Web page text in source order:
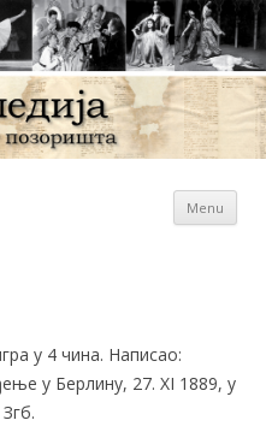
СрпскогMenu
у 4 чина. Написао:
у Берлину, 27. XI 1889, у